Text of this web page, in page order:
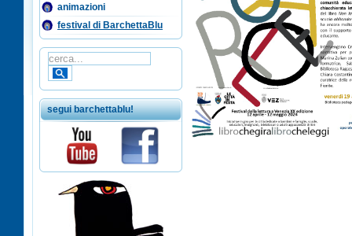
animazioni
festival di BarchettaBlu
segui barchettablu!